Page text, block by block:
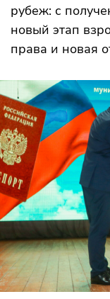
рубеж: с
новый этап
права и новая